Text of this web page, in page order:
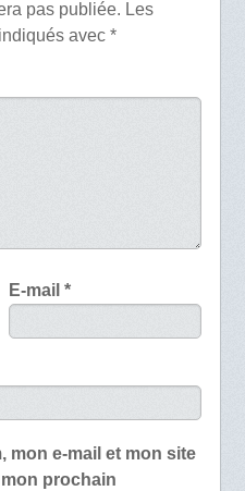
pas publiée. Les
avec *
E-mail*
mon e-mail et mon site
prochain